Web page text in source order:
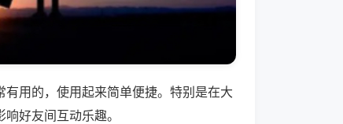
用的，使用起来简单便捷。特别是在大
好友间互动乐趣。